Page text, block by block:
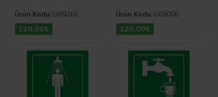
Ürün Kodu: U05010
120,00₺
Ürün Kodu: U05006
120,00₺